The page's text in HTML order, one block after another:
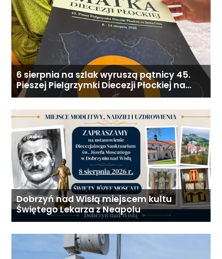
6 sierpnia na szlak wyruszą pątnicy 45.
Pieszej Pielgrzymki Diecezji Płockiej na
Jasną Górę
Dobrzyń nad Wisłą miejscem kultu
Świętego Lekarza z Neapolu